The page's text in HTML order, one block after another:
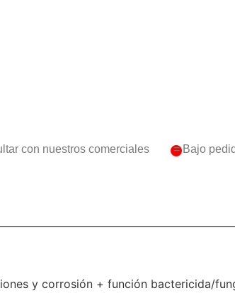
con nuestros comerciales = Bajo
y corrosión + función bactericida/